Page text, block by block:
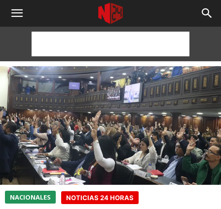
NOTICIAS
HORAS
NACIONALES NOTICIAS 24 HORAS